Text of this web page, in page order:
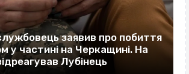
заявив про побиття
у частині на Черкащині. На
Лубінець